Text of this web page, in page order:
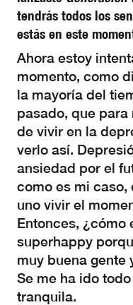
tendrás todos los
estás en este
Ahora estoy
momento, como
la mayoría del
pasado, que
de vivir en la
verlo así.
ansiedad por el
como es mi caso,
uno vivir el
Entonces, ¿cómo
superhappy
muy buena gente
Se me ha ido
tranquila.